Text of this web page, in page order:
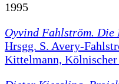
1995
Oyvind Fahlström. Die
Hrsgg. S. Avery-
Kittelmann,